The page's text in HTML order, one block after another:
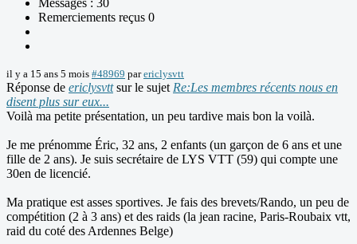
Messages : 30
Remerciements reçus 0
il y a 15 ans 5 mois #48969 parericlysvtt
Réponse de ericlysvttsur le sujet Re:Les membres récents nous en
disent plus sur eux...
Voilà ma petite présentation, un peu tardive mais bon la voilà.
Je me prénomme Éric, 32 ans, 2 enfants (un garçon de 6 ans et une
fille de 2 ans). Je suis secrétaire de LYS VTT (59) qui compte une
30en de licencié.
Ma pratique est asses sportives. Je fais des brevets/Rando, un peu de
compétition (2 à 3 ans) et des raids (la jean racine, Paris-Roubaix vtt,
raid du coté des Ardennes Belge)